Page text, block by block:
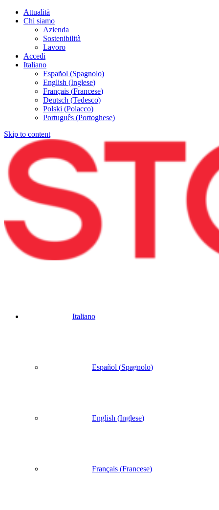
Attualità
Chi siamo
Azienda
Sostenibilità
Lavoro
Accedi
Italiano
Español (Spagnolo)
English (Inglese)
Français (Francese)
Deutsch (Tedesco)
Polski (Polacco)
Português (Portoghese)
Skip to content
Italiano
Español (Spagnolo)
English (Inglese)
Français (Francese)